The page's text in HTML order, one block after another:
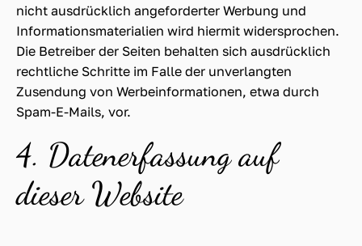
nicht ausdrücklich angeforderter Werbung und
Informationsmaterialien wird hiermit widersprochen.
Die Betreiber der Seiten behalten sich ausdrücklich
rechtliche Schritte im Falle der unverlangten
Zusendung von Werbeinformationen, etwa durch
Spam-E-Mails, vor.
4. Datenerfassung auf
dieser Website